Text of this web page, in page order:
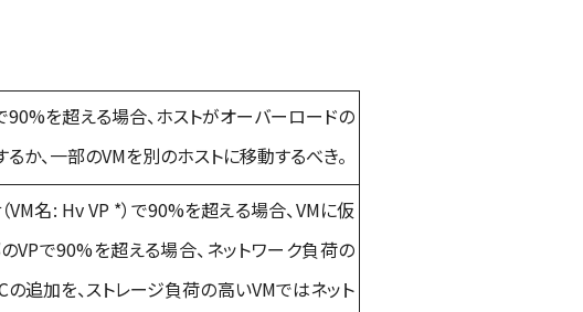
を超える場合、ホストがオーバーロードの
か、一部のVMを別のホストに移動するべき。
VM名: Hv VP *）で90%を超える場合、VMに仮
VPで90%を超える場合、ネットワーク負荷の
追加を、ストレージ負荷の高いVMではネット